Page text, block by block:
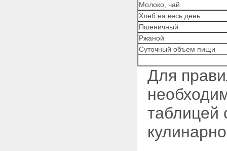
Молоко, чай
Хлеб на весь день:
Пшеничный
Ржаной
Суточный объем пищи
Для
таблицей